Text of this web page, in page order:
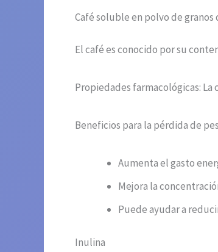
Café soluble en polvo de granos
El café es conocido por su
Propiedades farmacológicas:
Beneficios para la pérdida de
Aumenta el gasto
Mejora la
Puede ayudar a
Inulina